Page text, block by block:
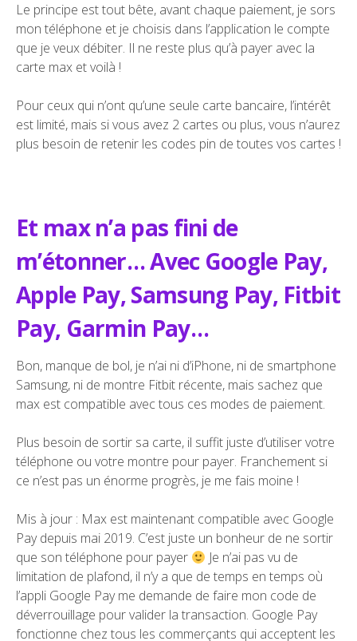
Le principe est tout bête, avant chaque paiement, je sors
mon téléphone et je choisis dans l’application le compte
que je veux débiter. Il ne reste plus qu’à payer avec la
carte max et voilà !
Pour ceux qui n’ont qu’une seule carte bancaire, l’intérêt
est limité, mais si vous avez 2 cartes ou plus, vous n’aurez
plus besoin de retenir les codes pin de toutes vos cartes !
Et max n’a pas fini de
m’étonner… Avec Google Pay,
Apple Pay, Samsung Pay, Fitbit
Pay, Garmin Pay…
Bon, manque de bol, je n’ai ni d’iPhone, ni de smartphone
Samsung, ni de montre Fitbit récente, mais sachez que
max est compatible avec tous ces modes de paiement.
Plus besoin de sortir sa carte, il suffit juste d’utiliser votre
téléphone ou votre montre pour payer. Franchement si
ce n’est pas un énorme progrès, je me fais moine !
Mis à jour : Max est maintenant compatible avec Google
Pay depuis mai 2019. C’est juste un bonheur de ne sortir
que son téléphone pour payer
Je n’ai pas vu de
limitation de plafond, il n’y a que de temps en temps où
l’appli Google Pay me demande de faire mon code de
déverrouillage pour valider la transaction. Google Pay
fonctionne chez tous les commerçants qui acceptent les